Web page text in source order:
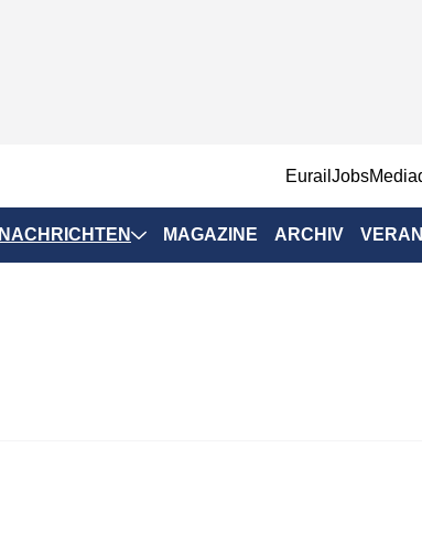
EurailJobs
NACHRICHTEN MAGAZINE ARCHIV